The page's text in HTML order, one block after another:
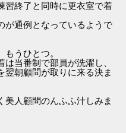
習終了と同時に更衣室で着
通例となっているようで
うひとつ。
当番制で部員が洗濯し、
朝顧問が取りに来る決ま
人顧問のんふふ汁しみま